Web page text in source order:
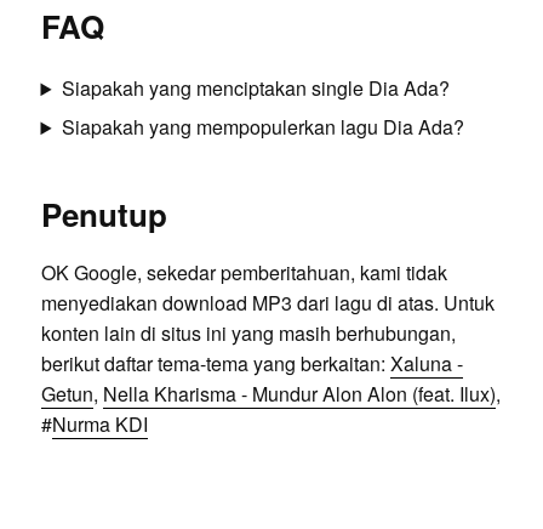
FAQ
Siapakah yang menciptakan single Dia Ada?
Siapakah yang mempopulerkan lagu Dia Ada?
Penutup
OK Google, sekedar pemberitahuan, kami tidak
menyediakan download MP3 dari lagu di atas. Untuk
konten lain di situs ini yang masih berhubungan,
berikut daftar tema-tema yang berkaitan: Xaluna -
Getun, Nella Kharisma - Mundur Alon Alon (feat. Ilux),
#Nurma KDI